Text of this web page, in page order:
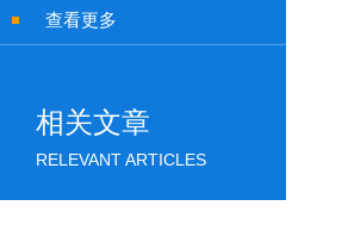
查看更多
相关文章
RELEVANT ARTICLES